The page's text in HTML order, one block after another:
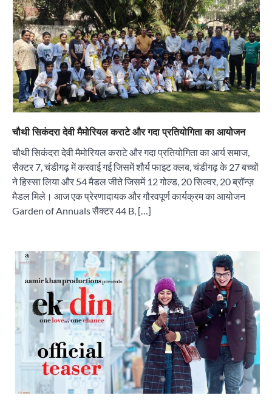
चौथी सिकंदरा देवी मैमोरियल कराटे और गदा प्रतियोगिता का आयोजन
चौथी सिकंदरा देवी मैमोरियल कराटे और गदा प्रतियोगिता का आर्य समाज,
सैक्टर 7, चंडीगढ़ में करवाई गई जिसमें शौर्य फाइट क्लब, चंडीगढ़ के 27 बच्चों
ने हिस्सा लिया और 54 मैडल जीते जिसमें 12 गोल्ड, 20 सिल्वर, 20 ब्रॉन्ज़
मैडल मिले। आज एक प्रेरणादायक और गौरवपूर्ण कार्यक्रम का आयोजन
Garden of Annuals सैक्टर 44 B, […]